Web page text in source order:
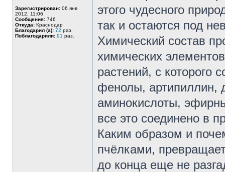
Зарегистрирован: 06 янв
2012, 11:06
Сообщения: 746
Откуда: Краснодар
Благодарил (а): 72 раз.
Поблагодарили: 91 раз.
этого чудесного
так и остаются под
Химический состав
химических
растений, с которого
фенолы, артипиллин,
аминокислоты,
все это соединено в
Каким образом и
пчёлками,
до конца еще не